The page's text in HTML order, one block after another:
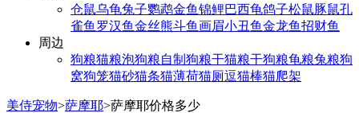
仓鼠乌龟兔子鹦鹉金鱼锦鲤巴西龟鸽子松鼠豚鼠孔
雀鱼 罗汉鱼金丝熊斗鱼画眉小丑鱼金龙鱼招财鱼
周边
狗粮猫粮泡狗粮自制狗粮干猫粮干狗粮龟粮兔粮狗
窝狗笼猫砂猫条猫薄荷猫厕逗猫棒猫爬架
美侍宠物>萨摩耶>萨摩耶价格多少